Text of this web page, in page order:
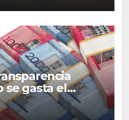
se gasta el
Familiar de